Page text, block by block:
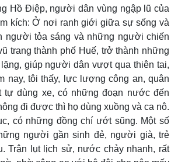
Hồ Điệp, người dân vùng ngập lũ của
kích: Ở nơi ranh giới giữa sự sống và
người tỏa sáng và những người chiến
trang thành phố Huế, trở thành những
giúp người dân vượt qua thiên tai,
nay, tôi thấy, lực lượng công an, quân
tự dùng xe, có những đoạn nước đến
đi được thì họ dùng xuồng và ca nô.
có những đồng chí ướt sũng. Một số
người gần sinh đẻ, người già, trẻ
Trận lụt lịch sử, nước chảy nhanh, rất